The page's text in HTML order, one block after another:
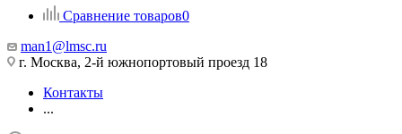
Сравнение товаров0
man1@lmsc.ru
г. Москва, 2-й южнопортовый проезд 18
Контакты
...